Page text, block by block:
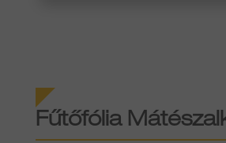
Fűtőfólia